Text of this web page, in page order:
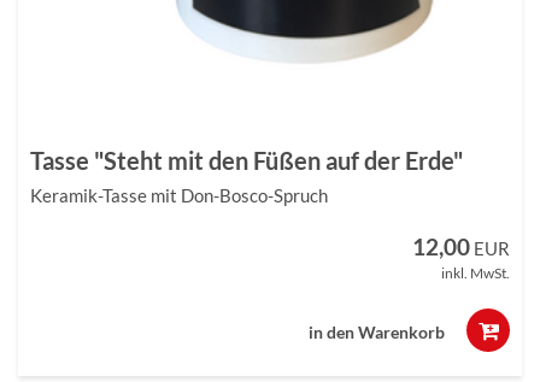
Tasse "Steht mit den Füßen auf der Erde"
Keramik-Tasse mit Don-Bosco-Spruch
12,00 EUR
inkl. MwSt.